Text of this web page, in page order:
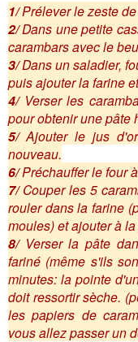
1/Prélever le zeste
2/Dans une petite
carambars avec le
3/Dans un saladier,
puis ajouter la farine
4/ Verser les
pour obtenir une pâte
5/Ajouter le jus
nouveau.
6/Préchauffer le four
7/Couper les 5
rouler dans la farine
moules) et ajouter à
8/Verser la pâte
fariné (même s'ils
minutes: la pointe
doit ressortir sèche.
les papiers de
vous allez passer un